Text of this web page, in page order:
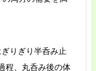
りぎり半呑み止
程、丸呑み後の体